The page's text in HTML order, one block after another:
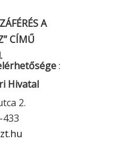
A
CÍMŰ
:
Hivatal
2.
433